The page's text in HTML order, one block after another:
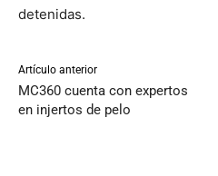
detenidas.
Artículo anterior
MC360 cuenta con expertos
en injertos de pelo